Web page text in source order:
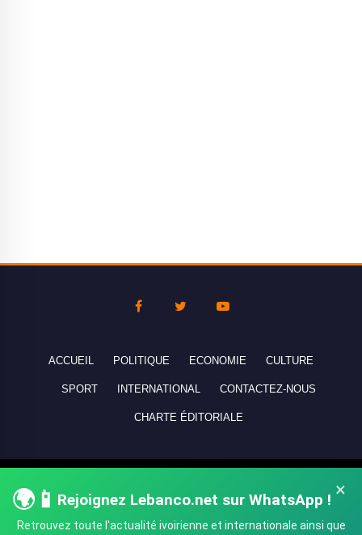
×
🌍📱 Rejoignez Lebanco.net sur WhatsApp !
Retrouvez toute l'actualité ivoirienne et internationale ainsi que
ACCUEIL POLITIQUE ECONOMIE CULTURE
SPORT INTERNATIONAL CONTACTEZ-NOUS
CHARTE ÉDITORIALE
réservés - All rights reserved.